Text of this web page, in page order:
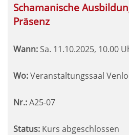
Schamanische
Präsenz
Wann: Sa. 11.10.2025, 10.00
Wo:Veranstaltungssaal
Nr.:A25-07
Status: Kurs abgeschlossen